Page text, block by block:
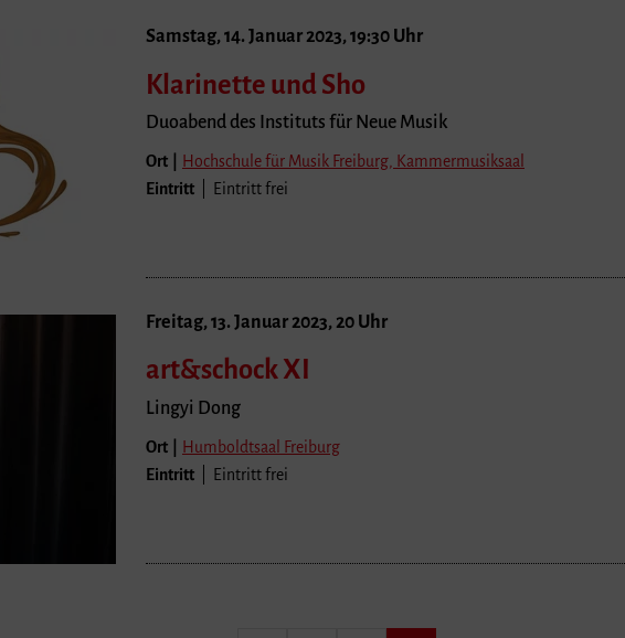
Samstag, 14. Januar 2023, 19:30 Uhr
Klarinette und Sho
Duoabend des Instituts für Neue Musik
Ort |
Hochschule für Musik Freiburg, Kammermusiksaal
Eintritt| Eintritt frei
Freitag, 13. Januar 2023, 20 Uhr
art&schock XI
Lingyi Dong
Ort |
Humboldtsaal Freiburg
Eintritt| Eintritt frei